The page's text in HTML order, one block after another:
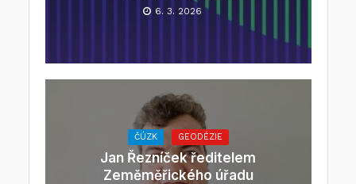
6. 3. 2026
ČÚZK GEODÉZIE
Jan Řezníček ředitelem
Zeměměřického úřadu